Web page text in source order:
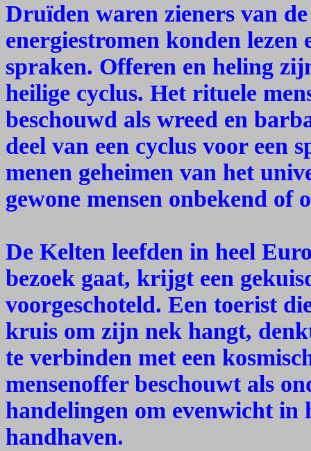
Druïden waren zieners van
energiestromen konden lezen
spraken. Offeren en heling
heilige cyclus. Het rituele
beschouwd als wreed en
deel van een cyclus voor een
menen geheimen van het
gewone mensen onbekend
De Kelten leefden in heel
bezoek gaat, krijgt een
voorgeschoteld. Een toerist
kruis om zijn nek hangt,
te verbinden met een
mensenoffer beschouwt als
handelingen om evenwicht in
handhaven.